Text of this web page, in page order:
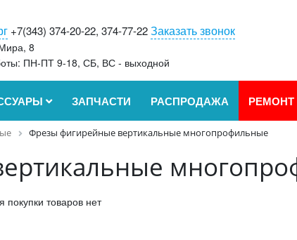
+7(343) 374-20-22, 374-77-22 Заказать звонок
8
ПН-ПТ 9-18, СБ, ВС - выходной
ЗАПЧАСТИ РАСПРОДАЖА РЕМОНТ
Фрезы фигирейные вертикальные многопрофильные
покупки товаров нет